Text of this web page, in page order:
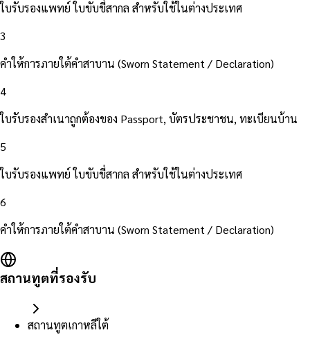
ใบรับรองแพทย์ ใบขับขี่สากล สำหรับใช้ในต่างประเทศ
3
คำให้การภายใต้คำสาบาน (Sworn Statement / Declaration)
4
ใบรับรองสำเนาถูกต้องของ Passport, บัตรประชาชน, ทะเบียนบ้าน
5
ใบรับรองแพทย์ ใบขับขี่สากล สำหรับใช้ในต่างประเทศ
6
คำให้การภายใต้คำสาบาน (Sworn Statement / Declaration)
สถานทูตที่รองรับ
สถานทูตเกาหลีใต้